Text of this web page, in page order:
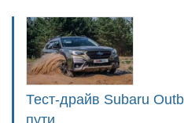
Тест-драйв Subaru
пути